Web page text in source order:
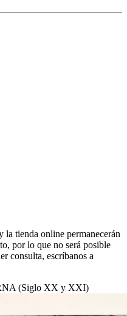
la tienda online permanecerán
por lo que no será posible
consulta, escríbanos a
(Siglo XX y XXI)